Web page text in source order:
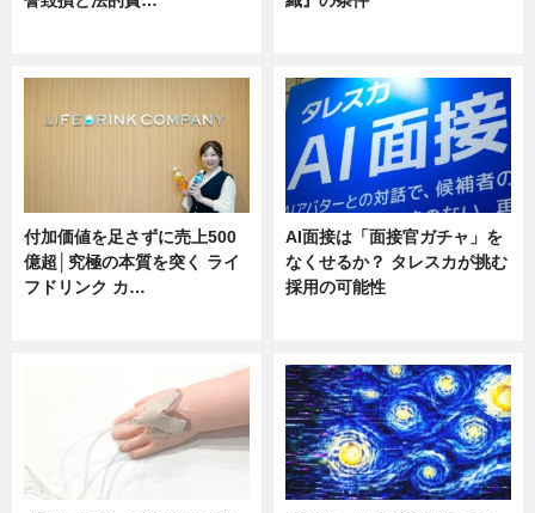
付加価値を足さずに売上500
億超│究極の本質を突く ライ
フドリンク カ…
AI面接は「面接官ガチャ」を
なくせるか？ タレスカが挑む
採用の可能性